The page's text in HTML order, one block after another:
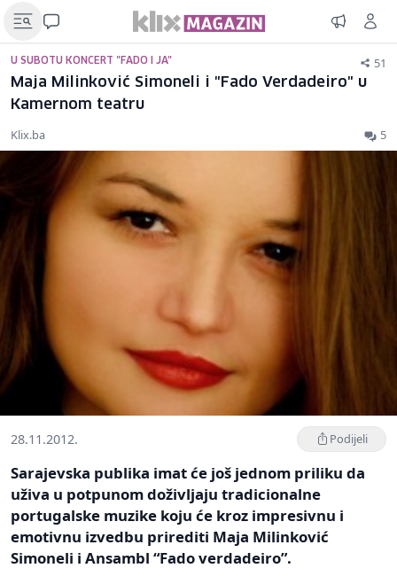
U SUBOTU KONCERT "FADO I JA" 51
Maja Milinković Simoneli i "Fado Verdadeiro" u
Kamernom teatru
Klix.ba 5
28.11.2012. Podijeli
Sarajevska publika imat će još jednom priliku da
uživa u potpunom doživljaju tradicionalne
portugalske muzike koju će kroz impresivnu i
emotivnu izvedbu prirediti Maja Milinković
Simoneli i Ansambl “Fado verdadeiro”.